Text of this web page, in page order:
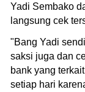
Yadi Sembako
langsung cek
"Bang Yadi
saksi juga dan
bank yang
setiap hari